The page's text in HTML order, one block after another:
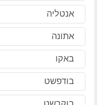
אנטליה
אתונה
באקו
בודפשט